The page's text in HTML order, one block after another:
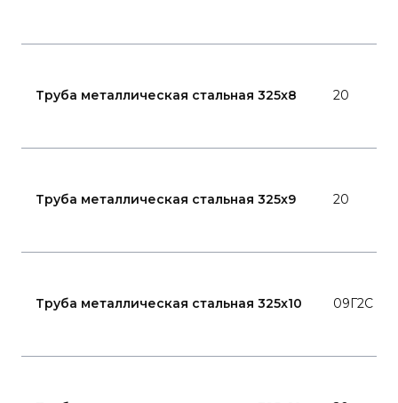
Труба металлическая стальная 325x8 20
Труба металлическая стальная 325x9 20
Труба металлическая стальная 325x10 09Г2С